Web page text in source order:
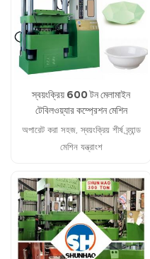
স্বয়ংক্রিয় 600 টন মেলামাইন
টেবিলওয়্যার কম্প্রেশন মেশিন
অপারেট করা সহজ, স্বয়ংক্রিয় শীর্ষ ব্র্যান্ড
মেশিন যন্ত্রাংশ